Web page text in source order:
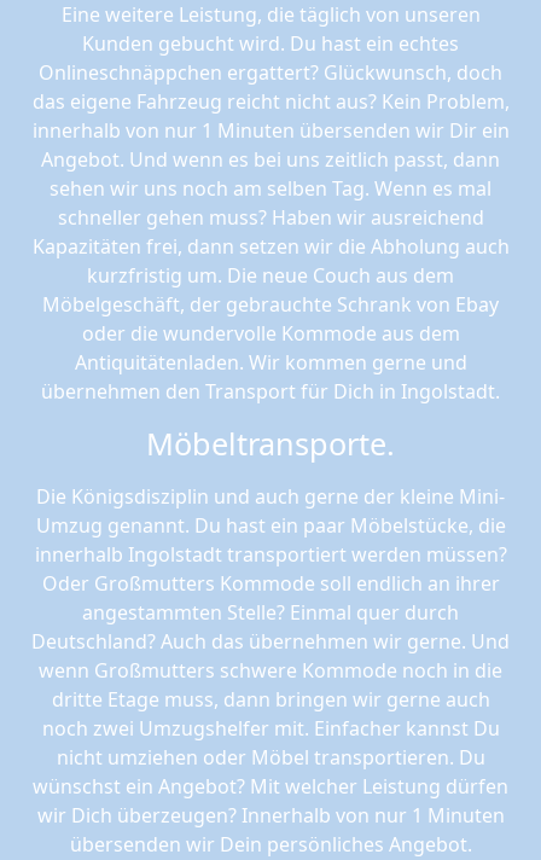
Eine weitere Leistung, die täglich von unseren
Kunden gebucht wird. Du hast ein echtes
Onlineschnäppchen ergattert? Glückwunsch, doch
das eigene Fahrzeug reicht nicht aus? Kein Problem,
innerhalb von nur 1 Minuten übersenden wir Dir ein
Angebot. Und wenn es bei uns zeitlich passt, dann
sehen wir uns noch am selben Tag. Wenn es mal
schneller gehen muss? Haben wir ausreichend
Kapazitäten frei, dann setzen wir die Abholung auch
kurzfristig um. Die neue Couch aus dem
Möbelgeschäft, der gebrauchte Schrank von Ebay
oder die wundervolle Kommode aus dem
Antiquitätenladen. Wir kommen gerne und
übernehmen den Transport für Dich in Ingolstadt.
Möbeltransporte.
Die Königsdisziplin und auch gerne der kleine Mini-
Umzug genannt. Du hast ein paar Möbelstücke, die
innerhalb Ingolstadt transportiert werden müssen?
Oder Großmutters Kommode soll endlich an ihrer
angestammten Stelle? Einmal quer durch
Deutschland? Auch das übernehmen wir gerne. Und
wenn Großmutters schwere Kommode noch in die
dritte Etage muss, dann bringen wir gerne auch
noch zwei Umzugshelfer mit. Einfacher kannst Du
nicht umziehen oder Möbel transportieren. Du
wünschst ein Angebot? Mit welcher Leistung dürfen
wir Dich überzeugen? Innerhalb von nur 1 Minuten
übersenden wir Dein persönliches Angebot.